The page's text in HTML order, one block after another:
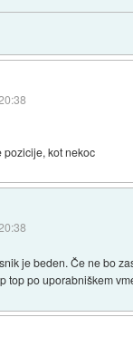
pozicije, kot nekoc
je beden. Če ne bo
top po uporabniškem